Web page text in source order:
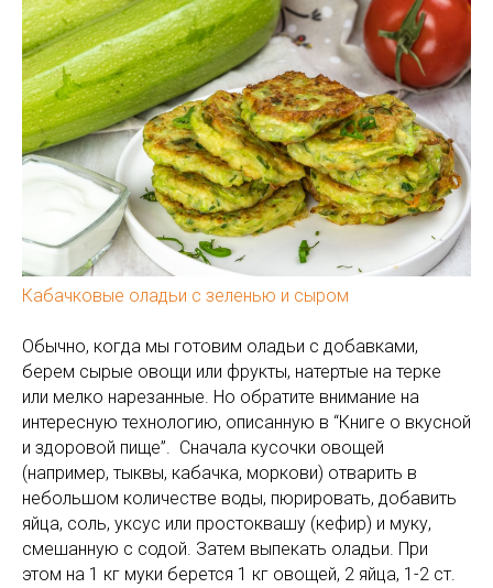
Кабачковые оладьи с зеленью и сыром
Обычно, когда мы готовим оладьи с добавками,
берем сырые овощи или фрукты, натертые на терке
или мелко нарезанные. Но обратите внимание на
интересную технологию, описанную в “Книге о вкусной
и здоровой пище”. Сначала кусочки овощей
(например, тыквы, кабачка, моркови) отварить в
небольшом количестве воды, пюрировать, добавить
яйца, соль, уксус или простоквашу (кефир) и муку,
смешанную с содой. Затем выпекать оладьи. При
этом на 1 кг муки берется 1 кг овощей, 2 яйца, 1-2 ст.